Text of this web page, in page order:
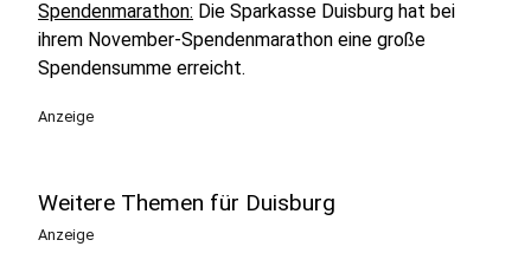
Spendenmarathon: Die Sparkasse Duisburg hat bei
ihrem November-Spendenmarathon eine große
Spendensumme erreicht.
Anzeige
Weitere Themen für Duisburg
Anzeige